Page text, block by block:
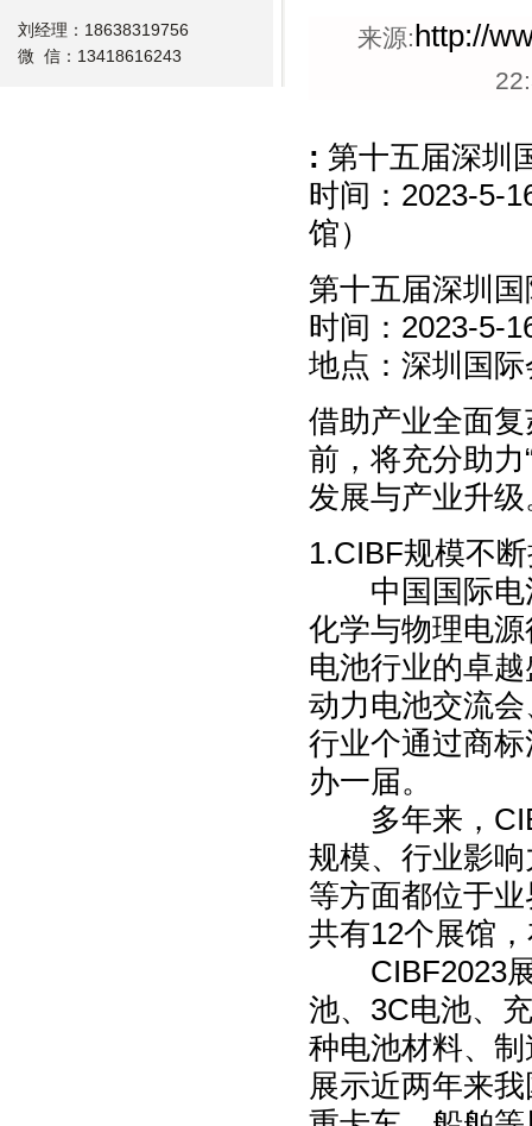
刘经理：18638319756
微 信：13418616243
来源:http://
: 第十五届深圳
时间：2023-5-
馆）
第十五届深圳
时间：2023-5-
地点：深圳国
借助产业全面
前，将充分助
发展与产业升级
1.CIBF规模不
中国国际电
化学与物理电
电池行业的卓
动力电池交流
行业个通过商
办一届。
多年来，
规模、行业影
等方面都位于
共有12个展馆
CIBF2023展
池、3C电池、
种电池材料、
展示近两年来